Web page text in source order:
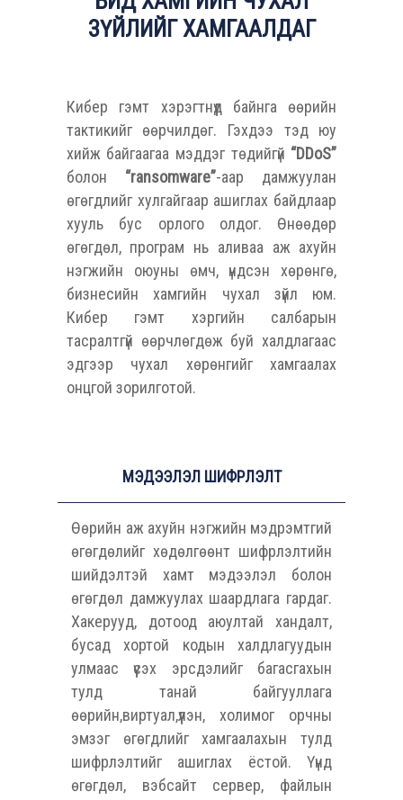
ЗҮЙЛИЙГ ХАМГААЛДАГ
Кибер гэмт хэрэгтнүүд байнга өөрийн
тактикийг өөрчилдөг. Гэхдээ тэд юу
хийж байгаагаа мэддэг төдийгүй “DDoS”
болон “ransomware”-аар дамжуулан
өгөгдлийг хулгайгаар ашиглах байдлаар
хууль бус орлого олдог. Өнөөдөр
өгөгдөл, програм нь аливаа аж ахуйн
нэгжийн оюуны өмч, үндсэн хөрөнгө,
бизнесийн хамгийн чухал зүйл юм.
Кибер гэмт хэргийн салбарын
тасралтгүй өөрчлөгдөж буй халдлагаас
эдгээр чухал хөрөнгийг хамгаалах
онцгой зорилготой.
МЭДЭЭЛЭЛ ШИФРЛЭЛТ
Өөрийн аж ахуйн нэгжийн мэдрэмтгий
өгөгдөлийг хөдөлгөөнт шифрлэлтийн
шийдэлтэй хамт мэдээлэл болон
өгөгдөл дамжуулах шаардлага гардаг.
Хакерууд, дотоод аюултай хандалт,
бусад хортой кодын халдлагуудын
улмаас үүсэх эрсдэлийг багасгахын
тулд танай байгууллага
өөрийн,виртуал,үүлэн, холимог орчны
эмзэг өгөгдлийг хамгаалахын тулд
шифрлэлтийг ашиглах ёстой. Үүнд
өгөгдөл, вэбсайт сервер, файлын